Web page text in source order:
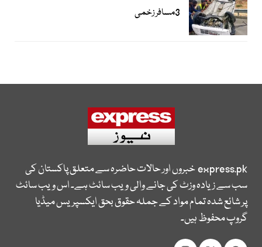
3مسافر زخمی
express.pkخبروں اور حالات حاضرہ سے متعلق پاکستان کی
سب سے زیادہ وزٹ کی جانے والی ویب سائٹ ہے۔ اس ویب سائٹ
پر شائع شدہ تمام مواد کے جملہ حقوق بحق ایکسپریس میڈیا
گروپ محفوظ ہیں۔